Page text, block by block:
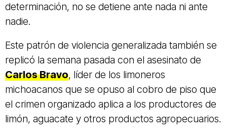
determinación, no se detiene ante nada ni ante
nadie.
Este patrón de violencia generalizada también se
replicó la semana pasada con el asesinato de
Carlos Bravo, líder de los limoneros
michoacanos que se opuso al cobro de piso que
el crimen organizado aplica a los productores de
limón, aguacate y otros productos agropecuarios.